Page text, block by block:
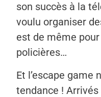
son succès à la
voulu organiser
est de même
policières…
Et l’escape game
tendance !